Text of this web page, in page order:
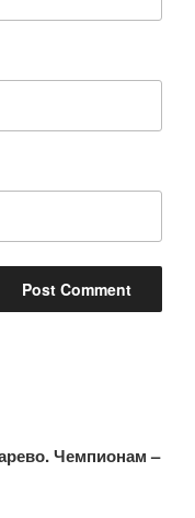
Чемпионам –